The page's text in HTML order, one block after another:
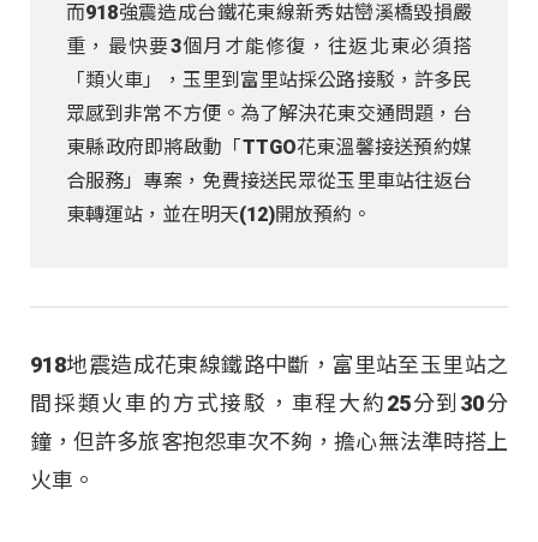
而918強震造成台鐵花東線新秀姑巒溪橋毀損嚴
重，最快要3個月才能修復，往返北東必須搭
「類火車」，玉里到富里站採公路接駁，許多民
眾感到非常不方便。為了解決花東交通問題，台
東縣政府即將啟動「TTGO花東溫馨接送預約媒
合服務」專案，免費接送民眾從玉里車站往返台
東轉運站，並在明天(12)開放預約。
918地震造成花東線鐵路中斷，富里站至玉里站之
間採類火車的方式接駁，車程大約25分到30分
鐘，但許多旅客抱怨車次不夠，擔心無法準時搭上
火車。